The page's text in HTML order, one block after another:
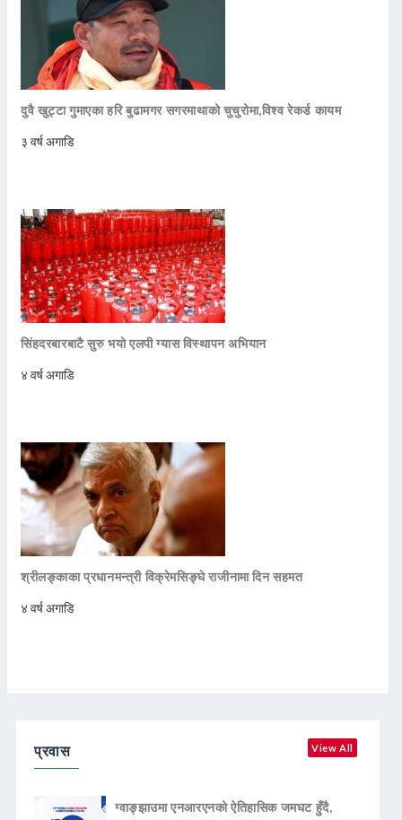
दुवै खुट्टा गुमाएका हरि बुढामगर सगरमाथाको चुचुरोमा,विश्व रेकर्ड कायम
३ वर्ष अगाडि
सिंहदरबारबाटै सुरु भयो एलपी ग्यास विस्थापन अभियान
४ वर्ष अगाडि
श्रीलङ्काका प्रधानमन्त्री विक्रेमसिङ्घे राजीनामा दिन सहमत
४ वर्ष अगाडि
प्रवास View All
ग्वाङ्झाउमा एनआरएनको ऐतिहासिक जमघट हुँदै,